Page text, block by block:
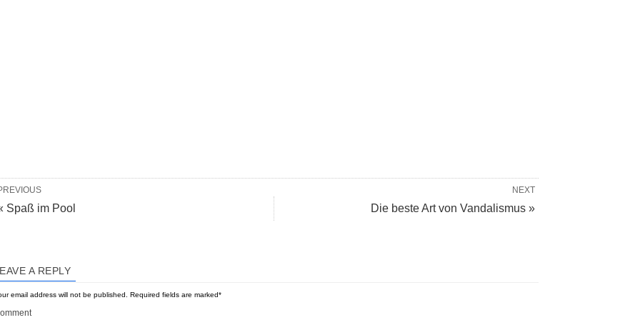
NEXT
Die beste Art von Vandalismus »
Spaß im Pool
A REPLY
email address will not be published. Required fields are marked*